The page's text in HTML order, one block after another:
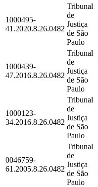
1000495-
41.2020.8.26.0482
Tribunal
de
Justiça
de São
Paulo
1000439-
47.2016.8.26.0482
Tribunal
de
Justiça
de São
Paulo
1000123-
34.2016.8.26.0482
Tribunal
de
Justiça
de São
Paulo
0046759-
61.2005.8.26.0482
Tribunal
de
Justiça
de São
Paulo